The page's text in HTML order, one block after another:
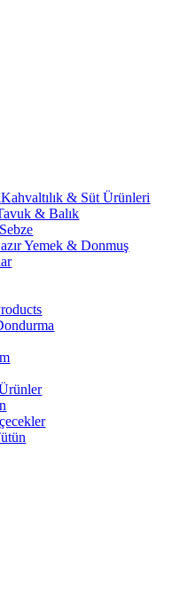
Kahvaltılık & Süt Ürünleri
& Balık
Yemek & Donmuş